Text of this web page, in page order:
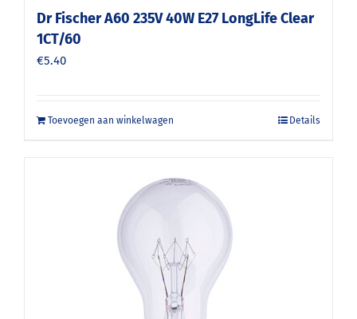
Dr Fischer A60 235V 40W E27 LongLife Clear
1CT/60
€5.40
Toevoegen aan winkelwagen Details